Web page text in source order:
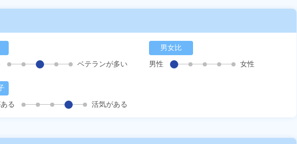
ベテランが多い
男女比
男性
女性
る
活気がある